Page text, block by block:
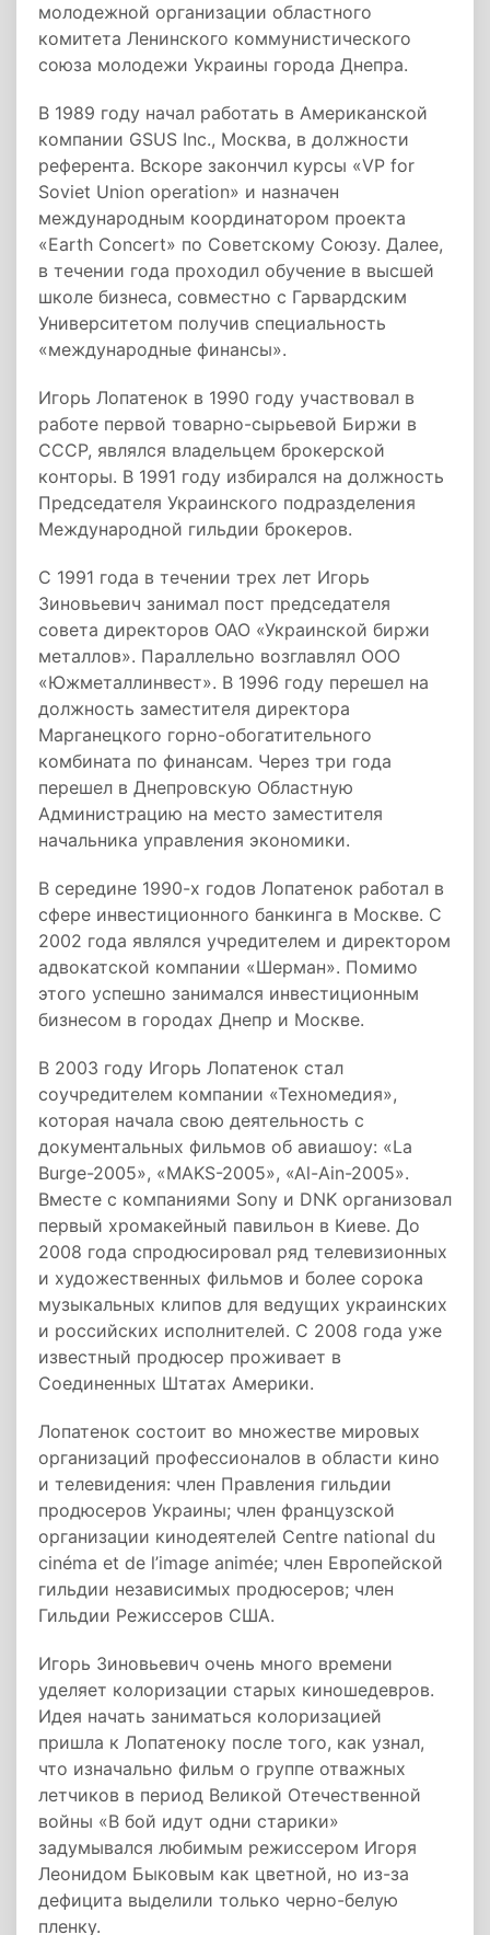
молодежной организации областного
комитета Ленинского коммунистического
союза молодежи Украины города Днепра.
В 1989 году начал работать в Американской
компании GSUS Inc., Москва, в должности
референта. Вскоре закончил курсы «VP for
Soviet Union operation» и назначен
международным координатором проекта
«Earth Concert» по Советскому Союзу. Далее,
в течении года проходил обучение в высшей
школе бизнеса, совместно с Гарвардским
Университетом получив специальность
«международные финансы».
Игорь Лопатенок в 1990 году участвовал в
работе первой товарно-сырьевой Биржи в
СССР, являлся владельцем брокерской
конторы. В 1991 году избирался на должность
Председателя Украинского подразделения
Международной гильдии брокеров.
С 1991 года в течении трех лет Игорь
Зиновьевич занимал пост председателя
совета директоров ОАО «Украинской биржи
металлов». Параллельно возглавлял ООО
«Южметаллинвест». В 1996 году перешел на
должность заместителя директора
Марганецкого горно-обогатительного
комбината по финансам. Через три года
перешел в Днепровскую Областную
Администрацию на место заместителя
начальника управления экономики.
В середине 1990-х годов Лопатенок работал в
сфере инвестиционного банкинга в Москве. С
2002 года являлся учредителем и директором
адвокатской компании «Шерман». Помимо
этого успешно занимался инвестиционным
бизнесом в городах Днепр и Москве.
В 2003 году Игорь Лопатенок стал
соучредителем компании «Техномедия»,
которая начала свою деятельность с
документальных фильмов об авиашоу: «La
Burge-2005», «MAKS-2005», «Al-Ain-2005».
Вместе с компаниями Sony и DNK организовал
первый хромакейный павильон в Киеве. До
2008 года спродюсировал ряд телевизионных
и художественных фильмов и более сорока
музыкальных клипов для ведущих украинских
и российских исполнителей. С 2008 года уже
известный продюсер проживает в
Соединенных Штатах Америки.
Лопатенок состоит во множестве мировых
организаций профессионалов в области кино
и телевидения: член Правления гильдии
продюсеров Украины; член французской
организации кинодеятелей Centre national du
cinéma et de l’image animée; член Европейской
гильдии независимых продюсеров; член
Гильдии Режиссеров США.
Игорь Зиновьевич очень много времени
уделяет колоризации старых киношедевров.
Идея начать заниматься колоризацией
пришла к Лопатеноку после того, как узнал,
что изначально фильм о группе отважных
летчиков в период Великой Отечественной
войны «В бой идут одни старики»
задумывался любимым режиссером Игоря
Леонидом Быковым как цветной, но из-за
дефицита выделили только черно-белую
пленку.